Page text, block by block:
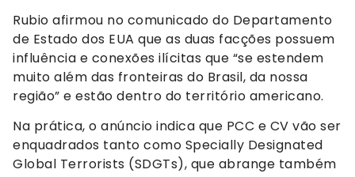
Rubio afirmou no comunicado do Departamento
de Estado dos EUA que as duas facções possuem
influência e conexões ilícitas que “se estendem
muito além das fronteiras do Brasil, da nossa
região” e estão dentro do território americano.
Na prática, o anúncio indica que PCC e CV vão ser
enquadrados tanto como Specially Designated
Global Terrorists (SDGTs), que abrange também